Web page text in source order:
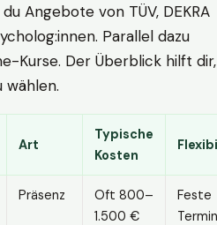
Angebote von TÜV, DEKRA
Parallel dazu
Kurse. Der Überblick hilft dir,
wählen.
Art
Typische
Kosten
Präsenz
Oft 800–
1.500 €
Feste